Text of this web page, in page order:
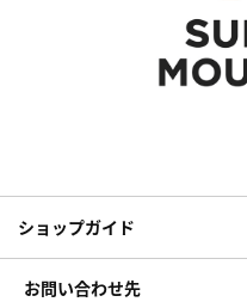
ショップガイド
お問い合わせ先